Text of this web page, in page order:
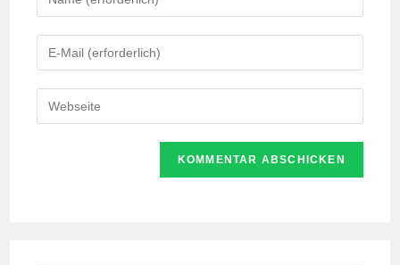
deinen
Namen
oder
zum
Kommentieren
deine
E-
Mail-
deine